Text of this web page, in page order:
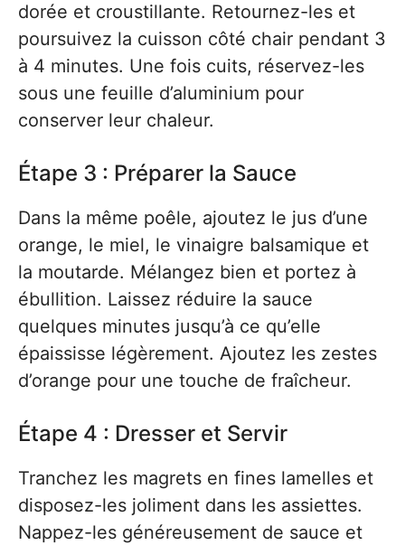
dorée et croustillante. Retournez-les et
poursuivez la cuisson côté chair pendant 3
à 4 minutes. Une fois cuits, réservez-les
sous une feuille d’aluminium pour
conserver leur chaleur.
Étape 3 : Préparer la Sauce
Dans la même poêle, ajoutez le jus d’une
orange, le miel, le vinaigre balsamique et
la moutarde. Mélangez bien et portez à
ébullition. Laissez réduire la sauce
quelques minutes jusqu’à ce qu’elle
épaississe légèrement. Ajoutez les zestes
d’orange pour une touche de fraîcheur.
Étape 4 : Dresser et Servir
Tranchez les magrets en fines lamelles et
disposez-les joliment dans les assiettes.
Nappez-les généreusement de sauce et